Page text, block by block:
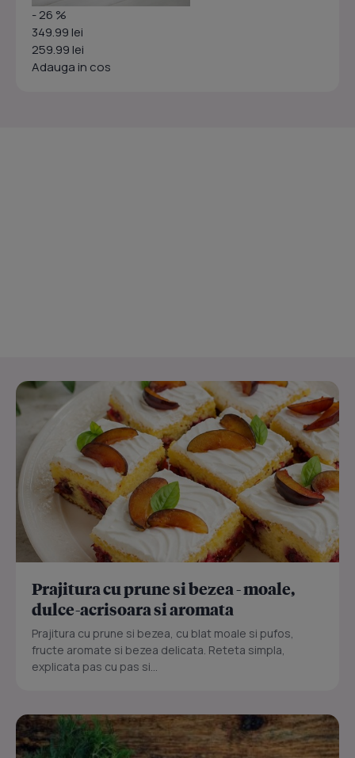
- 26 %
349.99 lei
259.99 lei
Adauga in cos
Prajitura cu prune si bezea - moale,
dulce-acrisoara si aromata
Prajitura cu prune si bezea, cu blat moale si pufos,
fructe aromate si bezea delicata. Reteta simpla,
explicata pas cu pas si...